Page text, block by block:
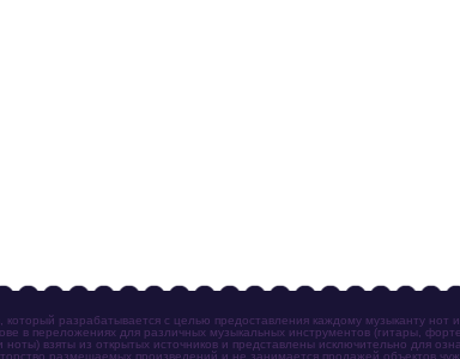
разрабатывается с целью предоставления каждому музыканту нот
в переложениях для различных музыкальных инструментов (гитары,
взяты из открытых источников и представлены исключительно для
размещаемых произведений и не занимается продажей объектов